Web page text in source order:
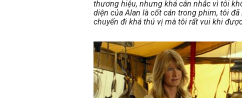
thương hiệu, nhưng khá cân nhắc vì tôi
diện của Alan là cốt cán trong phim, tôi
chuyến đi khá thú vị mà tôi rất vui khi